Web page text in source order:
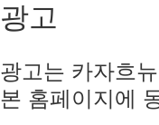
광고
광고는 카자흐
본 홈페이지에